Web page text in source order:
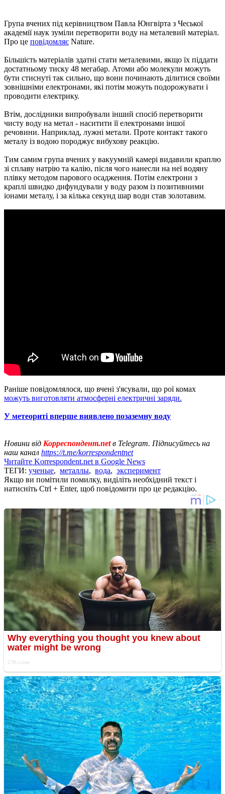
Група вчених під керівництвом Павла Юнгвірта з Чеської
академії наук зуміли перетворити воду на металевий матеріал.
Про це повідомляє Nature.
Більшість матеріалів здатні стати металевими, якщо їх піддати
достатньому тиску 48 мегабар. Атоми або молекули можуть
бути стиснуті так сильно, що вони починають ділитися своїми
зовнішніми електронами, які потім можуть подорожувати і
проводити електрику.
Втім, дослідники випробували інший спосіб перетворити
чисту воду на метал - наситити її електронами іншої
речовини. Наприклад, лужні метали. Проте контакт такого
металу із водою породжує вибухову реакцію.
Тим самим група вчених у вакуумній камері видавили краплю
зі сплаву натрію та калію, після чого нанесли на неї водяну
плівку методом парового осадження. Потім електрони з
краплі швидко дифундували у воду разом із позитивними
іонами металу, і за кілька секунд шар води став золотавим.
Раніше повідомлялося, що вчені з'ясували, що рої комах
можуть виготовляти атмосферні електричні заряди.
У метеориті вперше виявлено позаземну воду
Новини від Корреспондент.netв Telegram. Підписуйтесь на
наш канал https://t.me/korrespondentnet
Читайте Korrespondent.net в Google News
ТЕГИ: ученые, металлы, вода, эксперимент
Якщо ви помітили помилку, виділіть необхідний текст і
натисніть Ctrl + Enter, щоб повідомити про це редакцію.